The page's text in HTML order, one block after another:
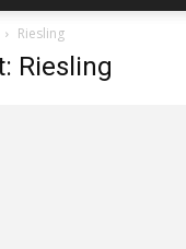
Riesling
Riesling